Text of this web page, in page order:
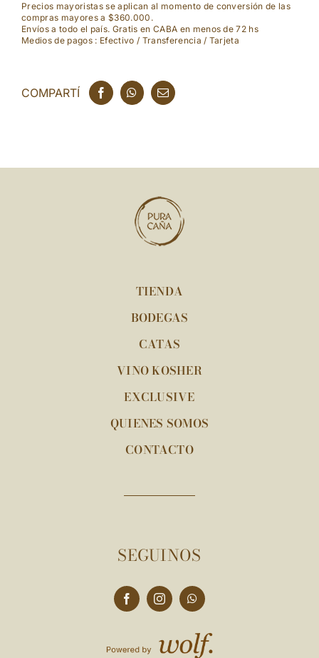
Precios mayoristas se aplican al momento de conversión de las
compras mayores a $360.000.
Envíos a todo el país. Gratis en CABA en menos de 72 hs
Medios de pagos : Efectivo / Transferencia / Tarjeta
COMPARTÍ
TIENDA
BODEGAS
CATAS
VINO KOSHER
EXCLUSIVE
QUIENES SOMOS
CONTACTO
SEGUINOS